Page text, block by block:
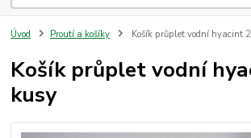
Úvod Proutí a košíky Košík průplet vodní hyacint
Košík průplet vodní
kusy